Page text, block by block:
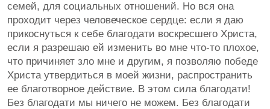
семей, для социальных отношений. Но вся она
проходит через человеческое сердце: если я даю
прикоснуться к себе благодати воскресшего Христа,
если я разрешаю ей изменить во мне что-то плохое,
что причиняет зло мне и другим, я позволяю победе
Христа утвердиться в моей жизни, распространить
ее благотворное действие. В этом сила благодати!
Без благодати мы ничего не можем. Без благодати